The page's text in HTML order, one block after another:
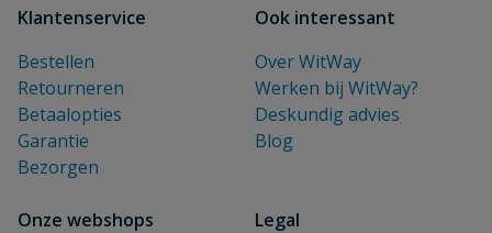
Klantenservice
Bestellen
Retourneren
Betaalopties
Garantie
Bezorgen
Ook interessant
Over WitWay
Werken bij WitWay?
Deskundig advies
Blog
Onze webshops
Legal